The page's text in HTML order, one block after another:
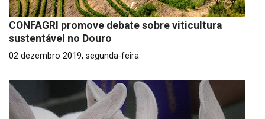
CONFAGRI promove debate sobre viticultura
sustentável no Douro
02 dezembro 2019, segunda-feira